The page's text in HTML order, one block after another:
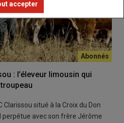
poursuivra aussi longtemps que
les revenus des
alimentaire.
: l’éleveur limousin qui
Clarissou situé à la Croix du Don
perpétue avec son frère Jérôme
accepter